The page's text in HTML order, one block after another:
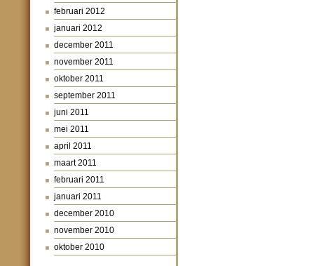
februari 2012
januari 2012
december 2011
november 2011
oktober 2011
september 2011
juni 2011
mei 2011
april 2011
maart 2011
februari 2011
januari 2011
december 2010
november 2010
oktober 2010